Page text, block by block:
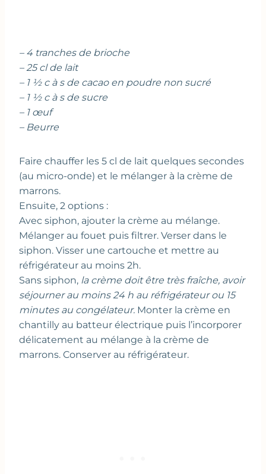
– 4 tranches de brioche
– 25 cl de lait
– 1 ½ c à s de cacao en poudre non sucré
– 1 ½ c à s de sucre
– 1 œuf
– Beurre
Faire chauffer les 5 cl de lait quelques secondes
(au micro-onde) et le mélanger à la crème de
marrons.
Ensuite, 2 options :
Avec siphon, ajouter la crème au mélange.
Mélanger au fouet puis filtrer. Verser dans le
siphon. Visser une cartouche et mettre au
réfrigérateur au moins 2h.
Sans siphon, la crème doit être très fraîche, avoir
séjourner au moins 24 h au réfrigérateur ou 15
minutes au congélateur. Monter la crème en
chantilly au batteur électrique puis l’incorporer
délicatement au mélange à la crème de
marrons. Conserver au réfrigérateur.